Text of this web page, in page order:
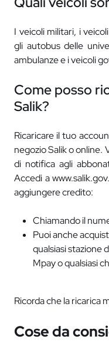
I veicoli militari, i
gli autobus delle
ambulanze e i veicoli
Come posso
Salik?
Ricaricare il tuo
negozio Salik o
di notifica agli
Accedi a
aggiungere credito:
Chiamando il
Puoi anche
qualsiasi stazione
Mpay o qualsiasi
Ricorda che la ricarica
Cose da